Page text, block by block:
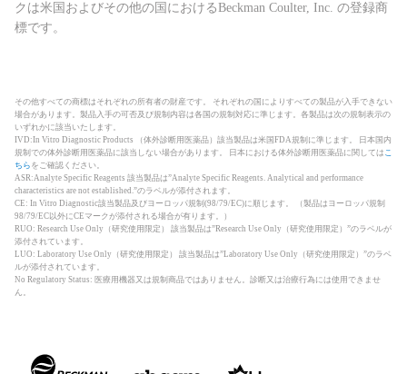
クは米国およびその他の国におけるBeckman Coulter, Inc. の登録商
標です。
その他すべての商標はそれぞれの所有者の財産です。 それぞれの国によりすべての製品が入手できない
場合があります。製品入手の可否及び規制内容は各国の規制対応に準じます。各製品は次の規制表示の
いずれかに該当いたします。
IVD:In Vitro Diagnostic Products （体外診断用医薬品）該当製品は米国FDA規制に準じます。 日本国内
規制での体外診断用医薬品に該当しない場合があります。 日本における体外診断用医薬品に関しては こ
ちら をご確認ください。
ASR:Analyte Specific Reagents 該当製品は”Analyte Specific Reagents. Analytical and performance
characteristics are not established.”のラベルが添付されます。
CE: In Vitro Diagnostic該当製品及びヨーロッパ規制(98/79/EC)に順じます。 （製品はヨーロッパ規制
98/79/EC以外にCEマークが添付される場合が有ります。）
RUO: Research Use Only（研究使用限定） 該当製品は”Research Use Only（研究使用限定）”のラベルが
添付されています。
LUO: Laboratory Use Only（研究使用限定） 該当製品は”Laboratory Use Only（研究使用限定）”のラベ
ルが添付されています。
No Regulatory Status: 医療用機器又は規制商品ではありません。診断又は治療行為には使用できませ
ん。